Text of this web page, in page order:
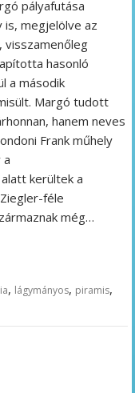
pályafutása
megjelölve az
visszamenőleg
hasonló
a második
Margó tudott
hanem neves
Frank műhely
a
kerültek a
féle
még…
, lágymányos, piramis,